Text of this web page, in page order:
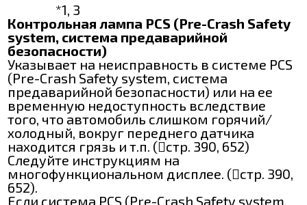
*1, 3
Контрольная лампа PCS (Pre-Crash Safety
system, система предаварийной
безопасности)
Указывает на неисправность в системе PCS
(Pre-Crash Safety system, система
предаварийной безопасности) или на ее
временную недоступность вследствие
того, что автомобиль слишком горячий/
холодный, вокруг переднего датчика
находится грязь и т.п. (стр. 390, 652)
Следуйте инструкциям на
многофункциональном дисплее. (стр. 390,
652).
Если система PCS (Pre-Crash Safety system,